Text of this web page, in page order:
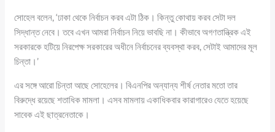
সোহেল বলেন, ‘ঢাকা থেকে নির্বাচন করব এটা ঠিক। কিন্তু কোথায় করব সেটা দল
সিদ্ধান্ত নেবে। তবে এখন আমরা নির্বাচন নিয়ে ভাবছি না। কীভাবে অগণতান্ত্রিক এই
সরকারকে হটিয়ে নিরপেক্ষ সরকারের অধীনে নির্বাচনের ব্যবস্থা করব, সেটাই আমাদের মূল
চিন্তা।’
এর সঙ্গে আরো চিন্তা আছে সোহেলের। বিএনপির অন্যান্য শীর্ষ নেতার মতো তার
বিরুদ্ধে রয়েছে শতাধিক মামলা। এসব মামলায় একাধিকবার কারাগারেও যেতে হয়েছে
সাবেক এই ছাত্রনেতাকে।